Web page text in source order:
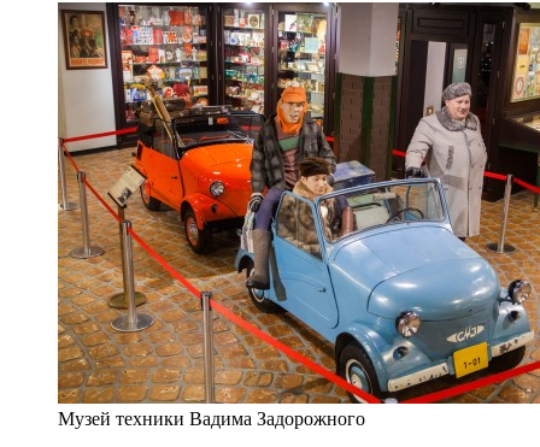
Музей техники Вадима Задорожного